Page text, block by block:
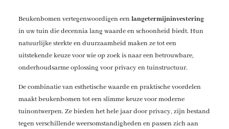
Beukenbomen vertegenwoordigen eenlangetermijninvestering
in uw tuin die decennia lang waarde en schoonheid biedt. Hun
natuurlijke sterkte en duurzaamheid maken ze tot een
uitstekende keuze voor wie op zoek is naar een betrouwbare,
onderhoudsarme oplossing voor privacy en tuinstructuur.
De combinatie van esthetische waarde en praktische voordelen
maakt beukenbomen tot een slimme keuze voor moderne
tuinontwerpen. Ze bieden het hele jaar door privacy, zijn bestand
tegen verschillende weersomstandigheden en passen zich aan